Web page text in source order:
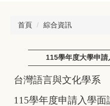
首頁 綜合資訊
115學年度大學申
台灣語言與文化學系
115學年度申請入學面